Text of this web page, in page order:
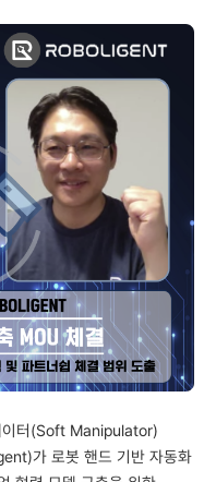
이터(Soft Manipulator)
가 로봇 핸드 기반 자동화